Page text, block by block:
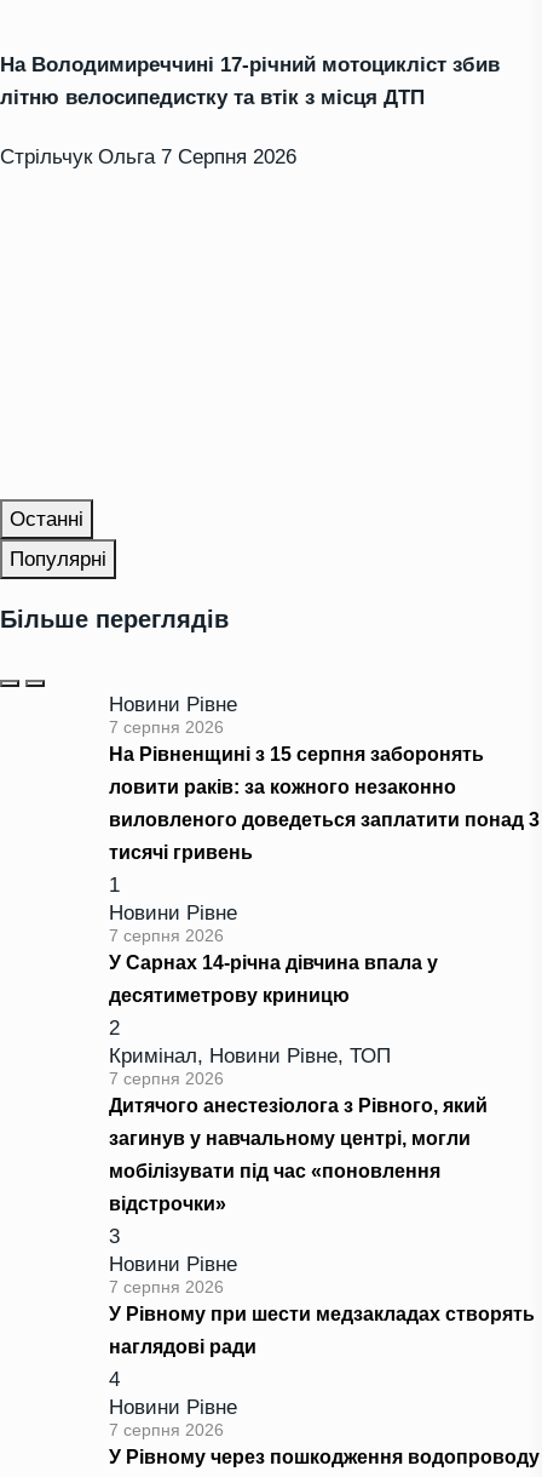
На Володимиреччині 17-річний мотоцикліст збив
літню велосипедистку та втік з місця ДТП
Стрільчук Ольга 7 Серпня 2026
Останні
Популярні
Більше переглядів
Новини Рівне
7 серпня 2026
На Рівненщині з 15 серпня заборонять
ловити раків: за кожного незаконно
виловленого доведеться заплатити понад 3
тисячі гривень
1
Новини Рівне
7 серпня 2026
У Сарнах 14-річна дівчина впала у
десятиметрову криницю
2
Кримінал, Новини Рівне, ТОП
7 серпня 2026
Дитячого анестезіолога з Рівного, який
загинув у навчальному центрі, могли
мобілізувати під час «поновлення
відстрочки»
3
Новини Рівне
7 серпня 2026
У Рівному при шести медзакладах створять
наглядові ради
4
Новини Рівне
7 серпня 2026
У Рівному через пошкодження водопроводу